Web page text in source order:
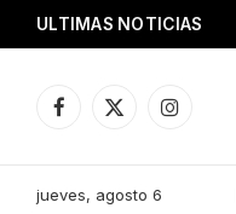
ULTIMAS NOTICIAS
Facebook
X
Instagram
jueves, agosto 6